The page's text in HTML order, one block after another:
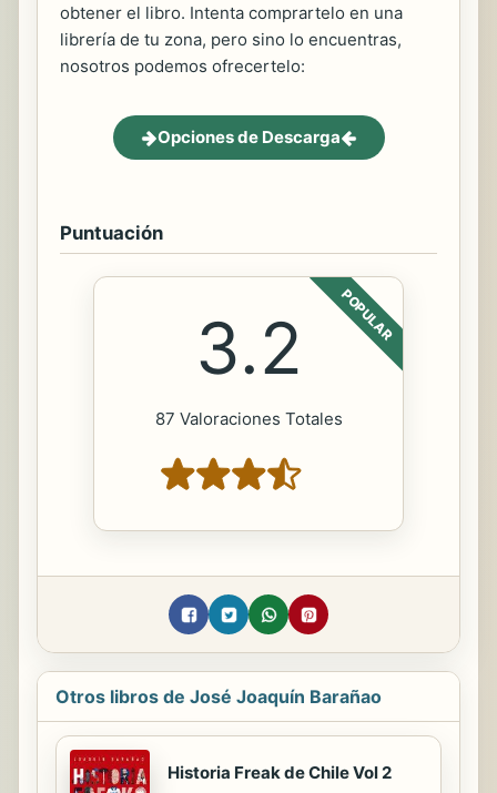
obtener el libro. Intenta comprartelo en una
librería de tu zona, pero sino lo encuentras,
nosotros podemos ofrecertelo:
Opciones de Descarga
Puntuación
POPULAR
3.2
87 Valoraciones Totales
Otros libros de José Joaquín Barañao
Historia Freak de Chile Vol 2